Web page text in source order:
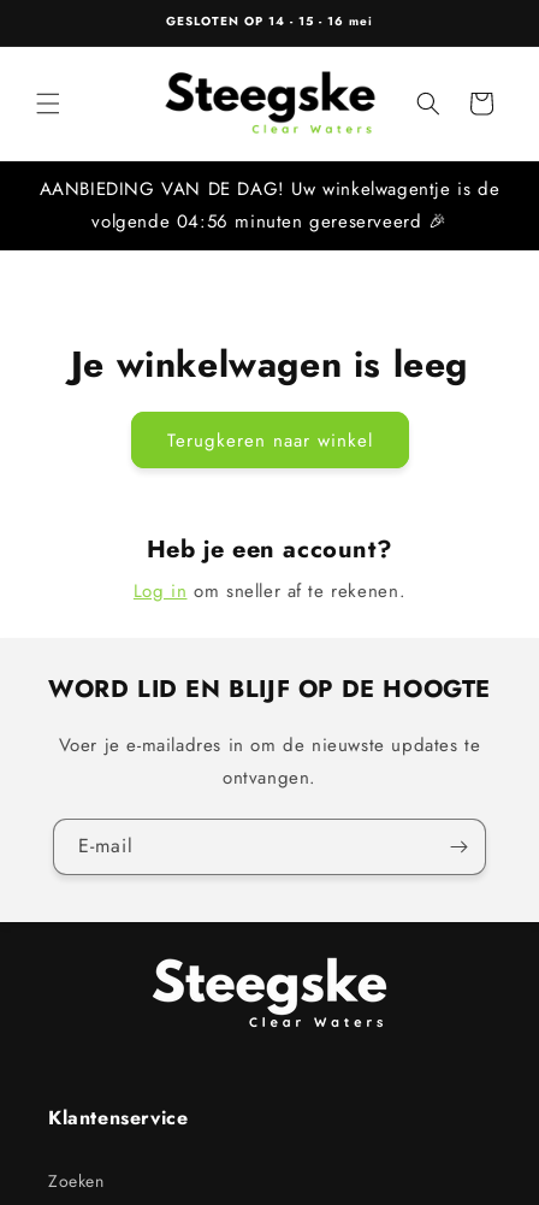
content
GESLOTEN OP 14 - 15 - 16 mei
Winkelwagen
AANBIEDING VAN DE DAG! Uw winkelwagentje is de
volgende 04:56 minuten gereserveerd 🎉
Je winkelwagen is leeg
Terugkeren naar winkel
Heb je een account?
Log in om sneller af te rekenen.
WORD LID EN BLIJF OP DE HOOGTE
Voer je e-mailadres in om de nieuwste updates te
ontvangen.
E‑mail
Klantenservice
Zoeken